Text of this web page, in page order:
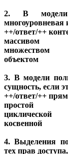
2. В модели
многоуровневая
++/ответ/++
массивом
множеством
объектом
3. В модели
сущность, если
++/ответ/++
простой
циклической
косвенной
4. Выделения
тех прав